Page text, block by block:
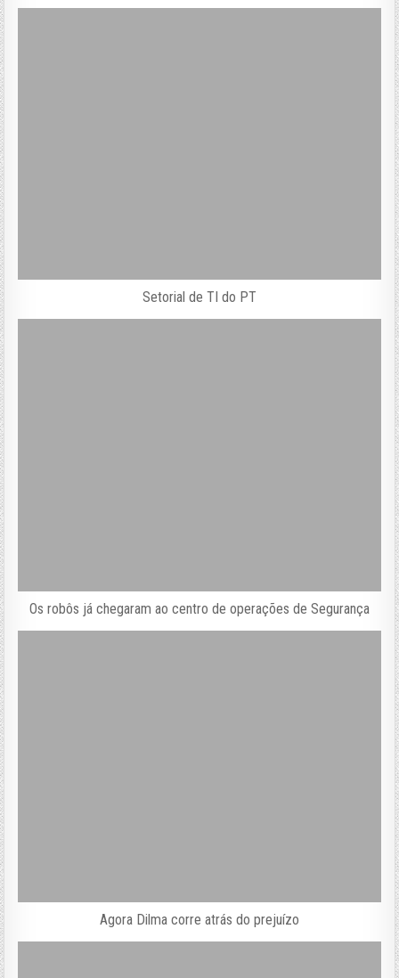
Setorial de TI do PT
Os robôs já chegaram ao centro de operações de Segurança
Agora Dilma corre atrás do prejuízo